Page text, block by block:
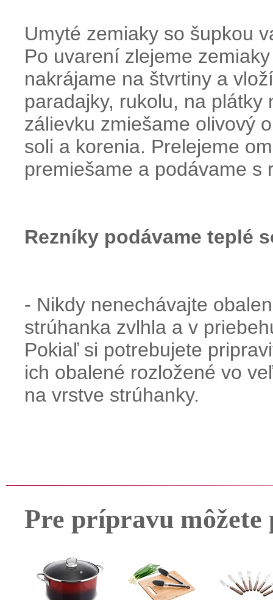
Umyté zemiaky so šupkou
Po uvarení zlejeme
nakrájame na štvrtiny a
paradajky, rukolu, na
zálievku zmiešame olivový
soli a korenia. Prelejeme
premiešame a podávame s
Rezníky podávame teplé
- Nikdy nenechávajte
strúhanka zvlhla a v
Pokiaľ si potrebujete
ich obalené rozložené vo
na vrstve strúhanky.
Pre prípravu